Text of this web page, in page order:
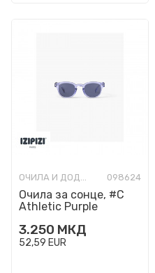
ОЧИЛА И ДОДАТОЦИ 098624
Очила за сонце, #C
Athletic Purple
3.250 МКД
52,59 EUR